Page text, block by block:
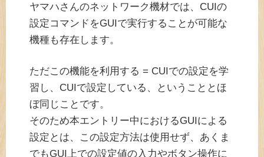
ヤマハさんのネットワーク機材では、CUIの
設定コマンドをGUIで実行することが可能な
機種も存在します。
ただこの機能を利用する = CUIでの設定を学
習し、CUIで設定している、ということとほ
ぼ同じことです。
そのため本エントリー中におけるGUIによる
設定とは、この設定方法は使用せず、あくま
でもGUI上での設定値の入力やボタン操作に